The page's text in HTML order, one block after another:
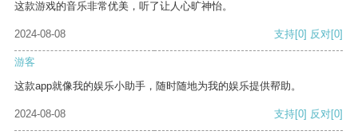
这款游戏的音乐非常优美，听了让人心旷神怡。
2024-08-08 支持[0] 反对[0]
游客
这款app就像我的娱乐小助手，随时随地为我的娱乐提供帮助。
2024-08-08 支持[0] 反对[0]